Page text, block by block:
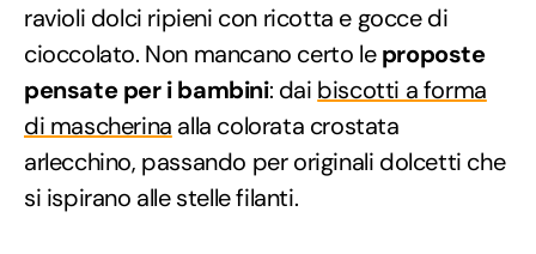
ravioli dolci ripieni con ricotta e gocce di
cioccolato. Non mancano certo leproposte
pensate per i bambini: dai biscotti a forma
di mascherina alla colorata crostata
arlecchino, passando per originali dolcetti che
si ispirano alle stelle filanti.